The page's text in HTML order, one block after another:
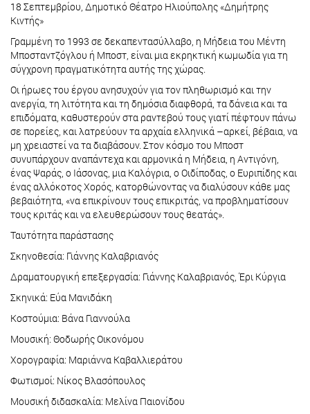
18 Σεπτεμβρίου, Δημοτικό Θέατρο Ηλιούπολης «Δημήτρης
Κιντής»
Γραμμένη το 1993 σε δεκαπεντασύλλαβο, η Μήδεια του Μέντη
Μποσταντζόγλου ή Μποστ, είναι μια εκρηκτική κωμωδία για τη
σύγχρονη πραγματικότητα αυτής της χώρας.
Οι ήρωες του έργου ανησυχούν για τον πληθωρισμό και την
ανεργία, τη λιτότητα και τη δημόσια διαφθορά, τα δάνεια και τα
επιδόματα, καθυστερούν στα ραντεβού τους γιατί πέφτουν πάνω
σε πορείες, και λατρεύουν τα αρχαία ελληνικά –αρκεί, βέβαια, να
μη χρειαστεί να τα διαβάσουν. Στον κόσμο του Μποστ
συνυπάρχουν αναπάντεχα και αρμονικά η Μήδεια, η Αντιγόνη,
ένας Ψαράς, ο Ιάσονας, μια Καλόγρια, ο Οιδίποδας, ο Ευριπίδης και
ένας αλλόκοτος Χορός, κατορθώνοντας να διαλύσουν κάθε μας
βεβαιότητα, «να επικρίνουν τους επικριτάς, να προβληματίσουν
τους κριτάς και να ελευθερώσουν τους θεατάς».
Ταυτότητα παράστασης
Σκηνοθεσία: Γιάννης Καλαβριανός
Δραματουργική επεξεργασία: Γιάννης Καλαβριανός, Έρι Κύργια
Σκηνικά: Εύα Μανιδάκη
Κοστούμια: Βάνα Γιαννούλα
Μουσική: Θοδωρής Οικονόμου
Χορογραφία: Μαριάννα Καβαλλιεράτου
Φωτισμοί: Νίκος Βλασόπουλος
Μουσική διδασκαλία: Μελίνα Παιονίδου